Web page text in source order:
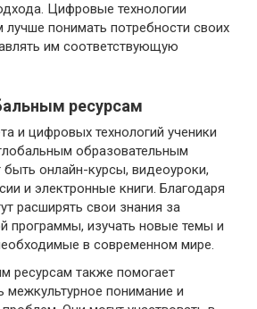
Цифровые технологии
лучше понимать потребности своих
им соответствующую
ресурсам
и цифровых технологий ученики
образовательным
быть онлайн-курсы, видеоуроки,
и электронные книги. Благодаря
расширять свои знания за
программы, изучать новые темы и
в современном мире.
ресурсам также помогает
межкультурное понимание и